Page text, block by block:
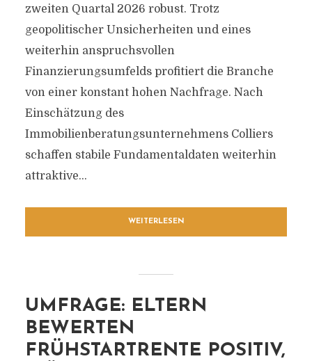
zweiten Quartal 2026 robust. Trotz
geopolitischer Unsicherheiten und eines
weiterhin anspruchsvollen
Finanzierungsumfelds profitiert die Branche
von einer konstant hohen Nachfrage. Nach
Einschätzung des
Immobilienberatungsunternehmens Colliers
schaffen stabile Fundamentaldaten weiterhin
attraktive...
WEITERLESEN
UMFRAGE: ELTERN
BEWERTEN
FRÜHSTARTRENTE POSITIV,